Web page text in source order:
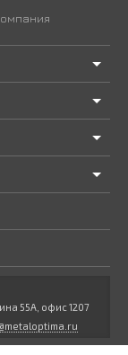
55А, офис 1207